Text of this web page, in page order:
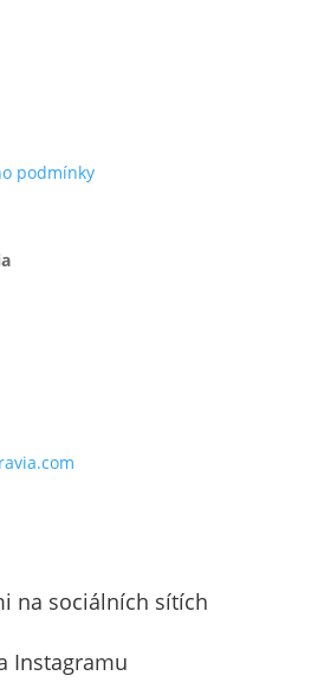
podmínky
na sociálních sítích
Instagramu